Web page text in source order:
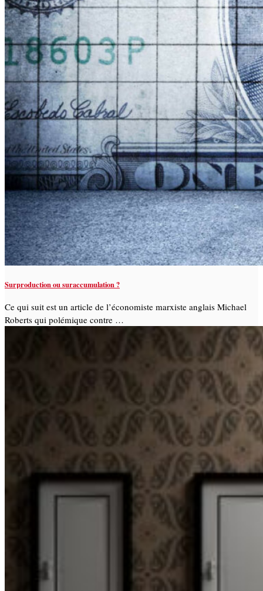
Surproduction ou suraccumulation ?
Ce qui suit est un article de l’économiste marxiste anglais Michael
Roberts qui polémique contre …